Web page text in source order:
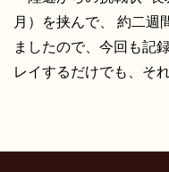
月）を挟んで、 約二週
ましたので、今回も
レイするだけでも、そ